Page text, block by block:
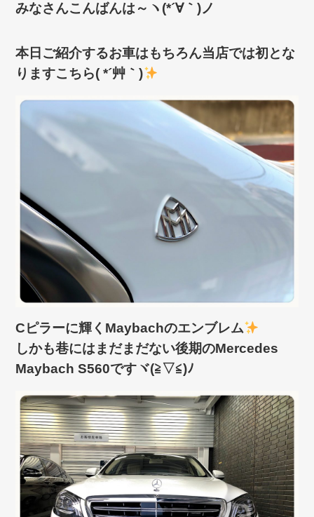
みなさんこんばんは～ヽ(*´∀｀)ノ
本日ご紹介するお車はもちろん当店では初とな
りますこちら( *´艸｀)
Cピラーに輝くMaybachのエンブレム
しかも巷にはまだまだない後期のMercedes
Maybach S560ですヾ(≧▽≦)ﾉ